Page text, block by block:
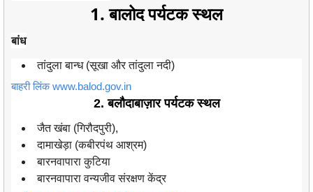
1. बालोद पर्यटक स्थल
बांध
तांदुला बान्ध (सूखा और तांदुला नदी)
बाहरी लिंक www.balod.gov.in
2. बलौदाबाज़ार पर्यटक स्थल
जैत खंबा (गिरौदपुरी),
दामाखेड़ा (कबीरपंथ आश्रम)
बारनवापारा कुटिया
बारनवापारा वन्यजीव संरक्षण केंद्र